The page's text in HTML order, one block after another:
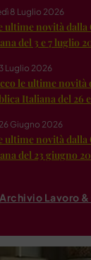
8 Luglio 2026
ultime novità dalla
del 3 e 7 luglio
Luglio 2026
le ultime novità
Italiana del 26
Giugno 2026
ultime novità dalla
del 23 giugno
Lavoro